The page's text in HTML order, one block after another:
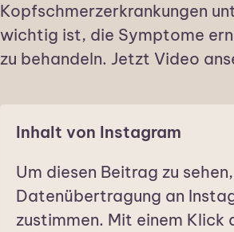
Kopfschmerzerkrankungen
wichtig ist, die Symptome
zu behandeln. Jetzt Video
Inhalt von Instagram
Um diesen Beitrag zu
Datenübertragung an
zustimmen. Mit einem Klick